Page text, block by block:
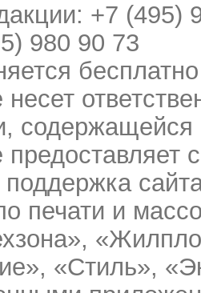
+7 (495)
980 90 73
бесплатно
содержащейся
предоставляет
печати и
«Стиль»,